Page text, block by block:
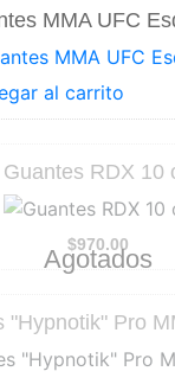
MMA UFC
Agotados
Guantes RDX 10
$970.00
"Hypnotik" Pro